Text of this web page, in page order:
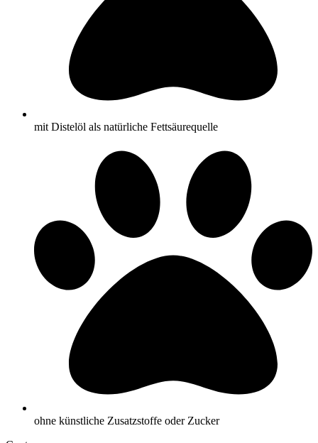
mit Distelöl als natürliche Fettsäurequelle
ohne künstliche Zusatzstoffe oder Zucker